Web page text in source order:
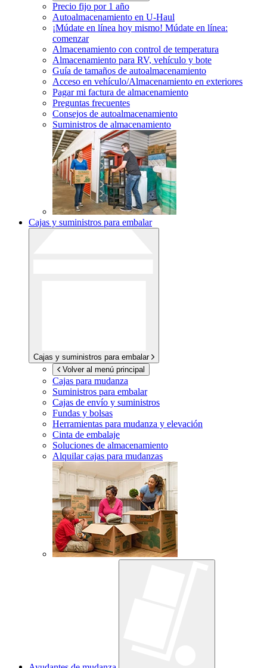
Precio fijo por 1 año
Autoalmacenamiento en U-Haul
¡Múdate en línea hoy mismo! Múdate en línea:
comenzar
Almacenamiento con control de temperatura
Almacenamiento para RV, vehículo y bote
Guía de tamaños de autoalmacenamiento
Acceso en vehículo/Almacenamiento en exteriores
Pagar mi factura de almacenamiento
Preguntas frecuentes
Consejos de autoalmacenamiento
Suministros de almacenamiento
Cajas y suministros para embalar
Cajas y suministros para embalar
Volver al menú principal
Cajas para mudanza
Suministros para embalar
Cajas de envío y suministros
Fundas y bolsas
Herramientas para mudanza y elevación
Cinta de embalaje
Soluciones de almacenamiento
Alquilar cajas para mudanzas